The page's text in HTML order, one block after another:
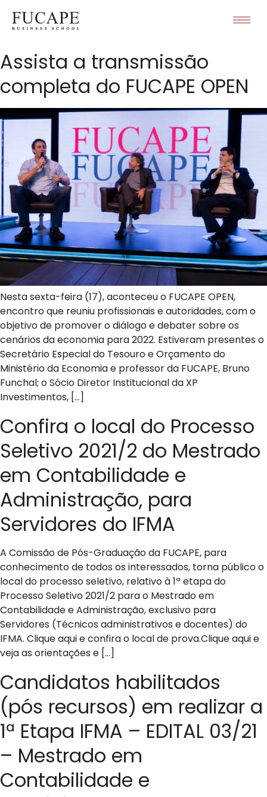
Assista a transmissão
completa do FUCAPE OPEN
Nesta sexta-feira (17), aconteceu o FUCAPE OPEN,
encontro que reuniu profissionais e autoridades, com o
objetivo de promover o diálogo e debater sobre os
cenários da economia para 2022. Estiveram presentes o
Secretário Especial do Tesouro e Orçamento do
Ministério da Economia e professor da FUCAPE, Bruno
Funchal; o Sócio Diretor Institucional da XP
Investimentos, […]
Confira o local do Processo
Seletivo 2021/2 do Mestrado
em Contabilidade e
Administração, para
Servidores do IFMA
A Comissão de Pós-Graduação da FUCAPE, para
conhecimento de todos os interessados, torna público o
local do processo seletivo, relativo à 1ª etapa do
Processo Seletivo 2021/2 para o Mestrado em
Contabilidade e Administração, exclusivo para
Servidores (Técnicos administrativos e docentes) do
IFMA. Clique aqui e confira o local de prova.Clique aqui e
veja as orientações e […]
Candidatos habilitados
(pós recursos) em realizar a
1ª Etapa IFMA – EDITAL 03/21
– Mestrado em
Contabilidade e